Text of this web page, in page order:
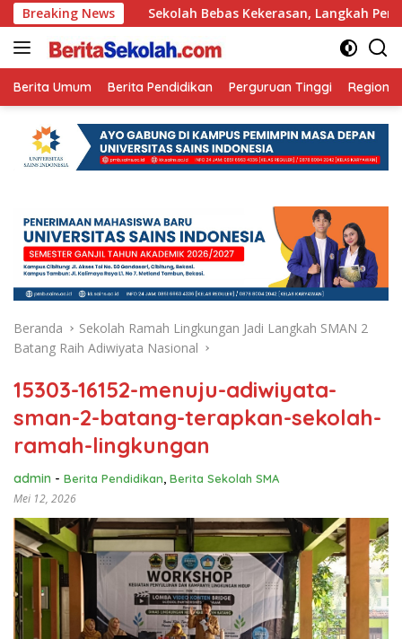
Langsung
ke
konten
Breaking News
Ini Sekolah Bebas Kekerasan, Langkah Pemkot
Berita Umum Berita Pendidikan Perguruan Tinggi Regional
Beranda
Sekolah Ramah Lingkungan Jadi Langkah SMAN 2
Batang Raih Adiwiyata Nasional
15303-16152-menuju-adiwiyata-
sman-2-batang-terapkan-sekolah-
ramah-lingkungan
admin - Berita Pendidikan, Berita Sekolah SMA
Mei 12, 2026